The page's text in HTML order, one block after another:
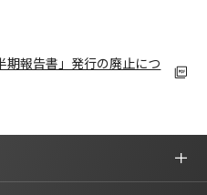
期報告書」発行の廃止につ